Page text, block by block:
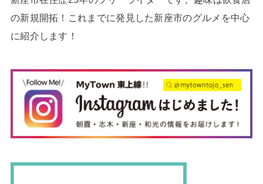
の新規開拓！これまでに発見した新座市のグルメを中心
に紹介します！